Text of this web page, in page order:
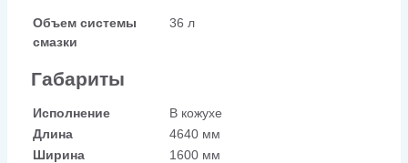
Объем системы
смазки
36 л
Габариты
Исполнение
В кожухе
Длина
4640 мм
Ширина
1600 мм